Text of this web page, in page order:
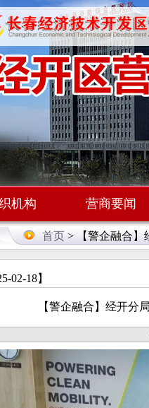
机构 营商要闻
首页 > 【警企融合】
02-18】
【警企融合】经开分